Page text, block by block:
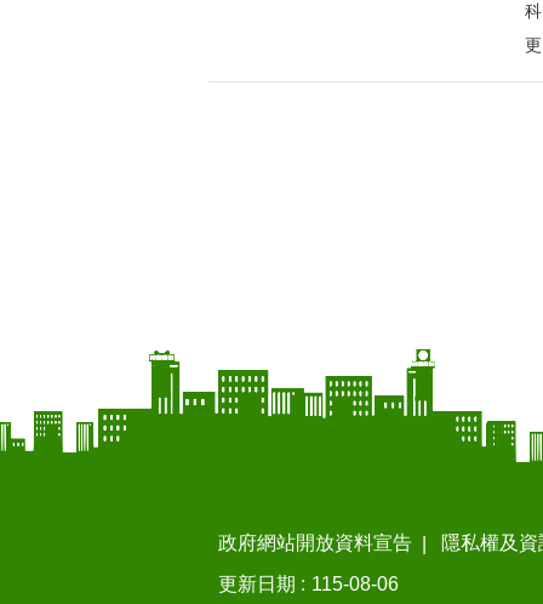
科
政府網站開放資料宣告
隱私權及
更新日期
115-08-06